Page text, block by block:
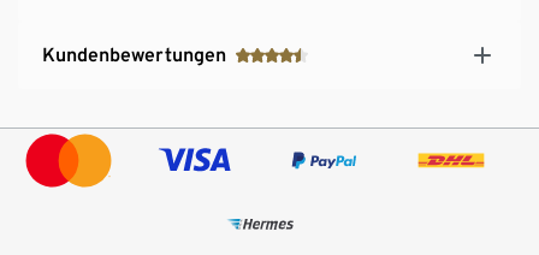
Kundenbewertungen